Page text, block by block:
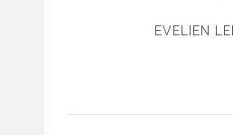
EVELIEN